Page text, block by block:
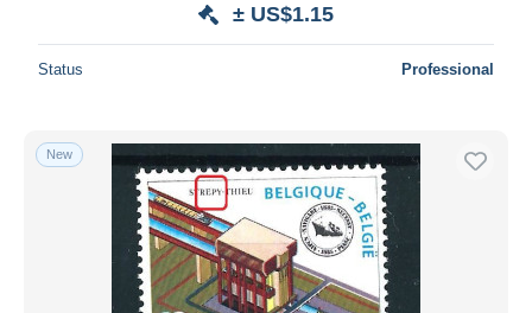
± US$1.15
Status Professional
New